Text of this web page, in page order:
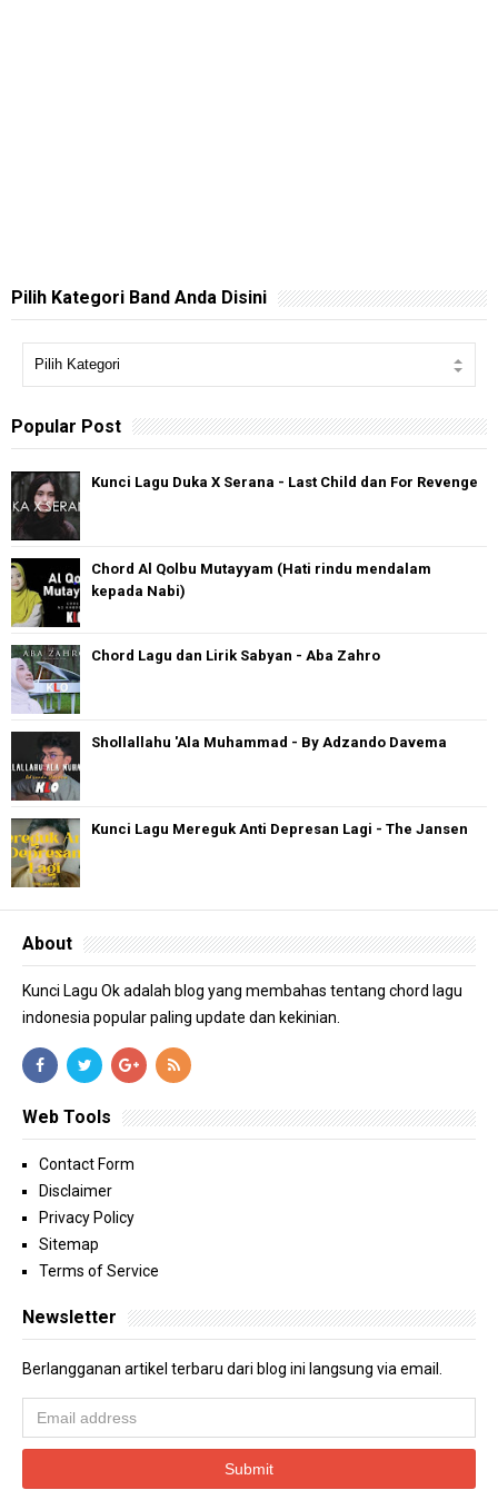
Pilih Kategori Band Anda Disini
Popular Post
Kunci Lagu Duka X Serana - Last Child dan For Revenge
Chord Al Qolbu Mutayyam (Hati rindu mendalam
kepada Nabi)
Chord Lagu dan Lirik Sabyan - Aba Zahro
Shollallahu 'Ala Muhammad - By Adzando Davema
Kunci Lagu Mereguk Anti Depresan Lagi - The Jansen
About
Kunci Lagu Ok adalah blog yang membahas tentang chord lagu
indonesia popular paling update dan kekinian.
Web Tools
Contact Form
Disclaimer
Privacy Policy
Sitemap
Terms of Service
Newsletter
Berlangganan artikel terbaru dari blog ini langsung via email.